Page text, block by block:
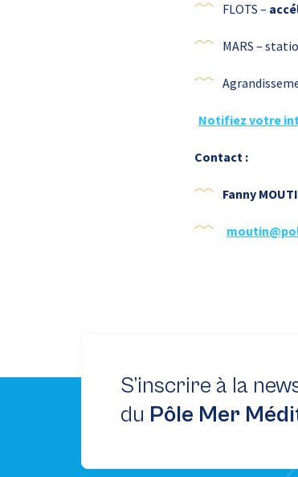
FLOTS –
MARS –
Notifiez votre
Contact :
Fanny
S’inscrire à la
du Pôle Mer